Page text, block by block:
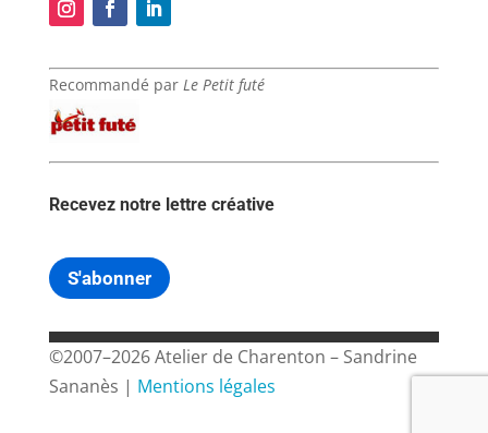
Recommandé par Le Petit futé
Recevez notre lettre créative
S'abonner
©2007–2026 Atelier de Charenton – Sandrine
Sananès | Mentions légales